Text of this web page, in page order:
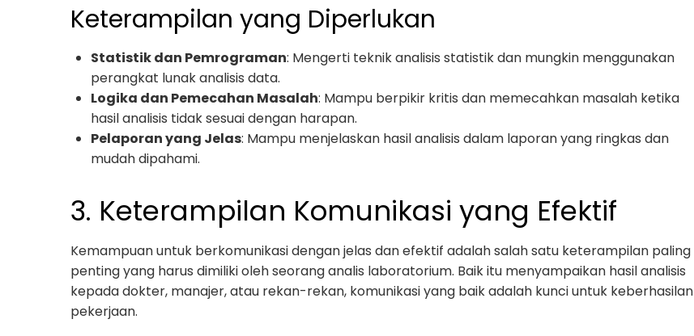
Keterampilan yang Diperlukan
Statistik dan Pemrograman: Mengerti teknik analisis statistik dan mungkin menggunakan
perangkat lunak analisis data.
Logika dan Pemecahan Masalah: Mampu berpikir kritis dan memecahkan masalah ketika
hasil analisis tidak sesuai dengan harapan.
Pelaporan yang Jelas: Mampu menjelaskan hasil analisis dalam laporan yang ringkas dan
mudah dipahami.
3. Keterampilan Komunikasi yang Efektif
Kemampuan untuk berkomunikasi dengan jelas dan efektif adalah salah satu keterampilan paling
penting yang harus dimiliki oleh seorang analis laboratorium. Baik itu menyampaikan hasil analisis
kepada dokter, manajer, atau rekan-rekan, komunikasi yang baik adalah kunci untuk keberhasilan
pekerjaan.